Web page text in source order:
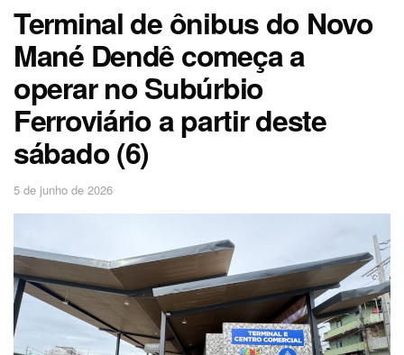
Terminal de ônibus do Novo
Mané Dendê começa a
operar no Subúrbio
Ferroviário a partir deste
sábado (6)
5 de junho de 2026